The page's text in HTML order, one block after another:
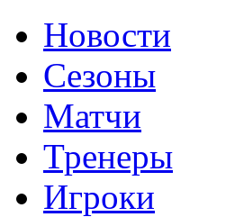
Новости
Сезоны
Матчи
Тренеры
Игроки